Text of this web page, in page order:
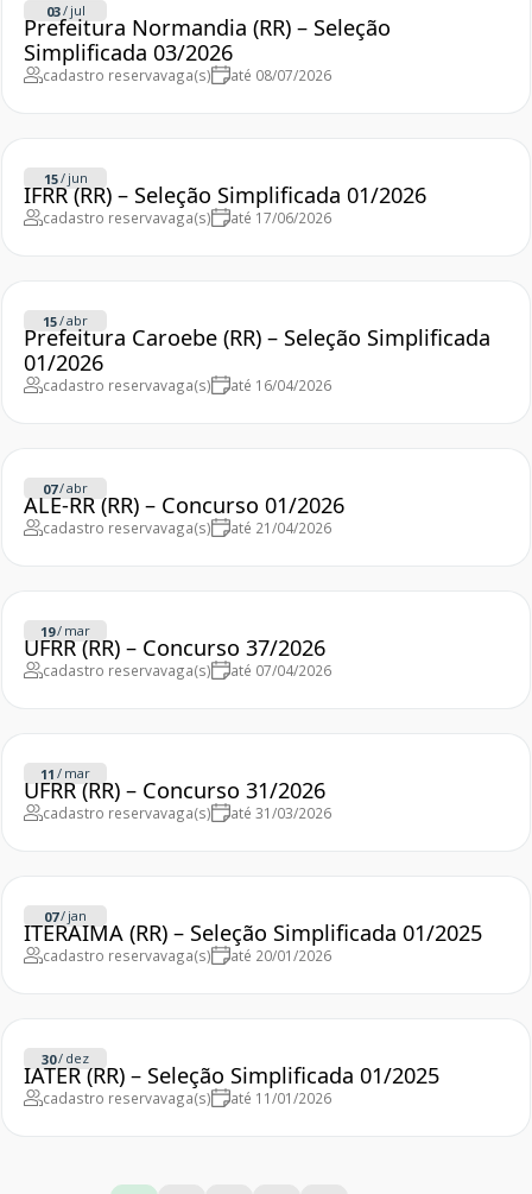
03/ jul
Prefeitura Normandia (RR) – Seleção
Simplificada 03/2026
cadastro reservavaga(s) até 08/07/2026
15/ jun
IFRR (RR) – Seleção Simplificada 01/2026
cadastro reservavaga(s) até 17/06/2026
15/abr
Prefeitura Caroebe (RR) – Seleção Simplificada
01/2026
cadastro reservavaga(s) até 16/04/2026
07/abr
ALE-RR (RR) – Concurso 01/2026
cadastro reservavaga(s) até 21/04/2026
19/ mar
UFRR (RR) – Concurso 37/2026
cadastro reservavaga(s) até 07/04/2026
11 / mar
UFRR (RR) – Concurso 31/2026
cadastro reservavaga(s) até 31/03/2026
07/ jan
ITERAIMA (RR) – Seleção Simplificada 01/2025
cadastro reservavaga(s) até 20/01/2026
30/ dez
IATER (RR) – Seleção Simplificada 01/2025
cadastro reservavaga(s) até 11/01/2026